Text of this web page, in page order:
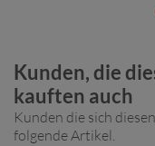
Kunden, die
kauften auch
Kunden die sich
folgende Artikel.